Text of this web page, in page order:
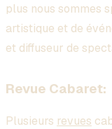
plus nous sommes
artistique et de
et diffuseur de
Revue Cabaret:
Plusieurs revues